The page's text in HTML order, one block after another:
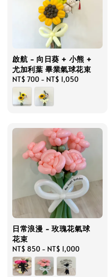
啟航 - 向日葵 + 小熊 +
尤加利葉 畢業氣球花束
Regular
price
NT$ 700 - NT$ 1,050
日常浪漫 - 玫瑰花氣球
花束
Regular
price
NT$ 850 - NT$ 1,000